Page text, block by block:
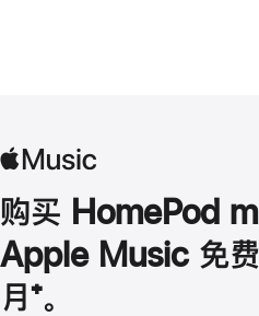
购买 HomePod
Apple Music 免
月 脚
⁺。